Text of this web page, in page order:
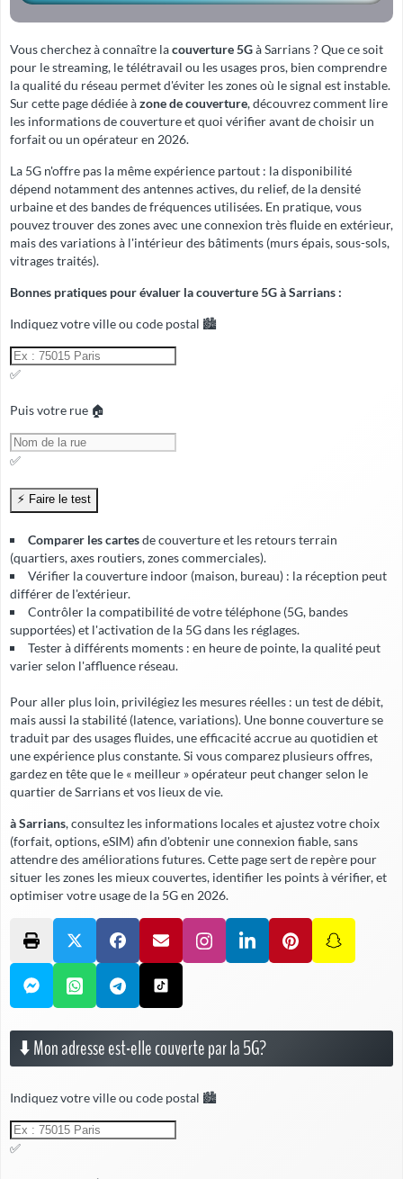
Vous cherchez à connaître lacouverture 5Gà Sarrians ? Que ce soit
pour le streaming, le télétravail ou les usages pros, bien comprendre
la qualité du réseau permet d'éviter les zones où le signal est instable.
Sur cette page dédiée àzone de couverture, découvrez comment lire
les informations de couverture et quoi vérifier avant de choisir un
forfait ou un opérateur en 2026.
La 5G n'offre pas la même expérience partout : la disponibilité
dépend notamment des antennes actives, du relief, de la densité
urbaine et des bandes de fréquences utilisées. En pratique, vous
pouvez trouver des zones avec une connexion très fluide en extérieur,
mais des variations à l'intérieur des bâtiments (murs épais, sous-sols,
vitrages traités).
Bonnes pratiques pour évaluer la couverture 5G à Sarrians :
Indiquez votre ville ou code postal 🏙️
✅
Puis votre rue 🏠
✅
Comparer les cartesde couverture et les retours terrain
(quartiers, axes routiers, zones commerciales).
Vérifier lacouverture indoor (maison, bureau) : la réception peut
différer de l'extérieur.
Contrôler la compatibilité de votre téléphone (5G, bandes
supportées) et l'activation de la 5G dans les réglages.
Tester à différents moments : en heure de pointe, la qualité peut
varier selon l'affluence réseau.
Pour aller plus loin, privilégiez les mesures réelles : un test de débit,
mais aussi la stabilité (latence, variations). Une bonne couverture se
traduit par des usages fluides, uneefficacité accrueau quotidien et
une expérience plus constante. Si vous comparez plusieurs offres,
gardez en tête que le « meilleur » opérateur peut changer selon le
quartier de Sarrians et vos lieux de vie.
à Sarrians, consultez les informations locales et ajustez votre choix
(forfait, options, eSIM) afin d'obtenir une connexion fiable,sans
attendredes améliorations futures. Cette page sert de repère pour
situer les zones les mieux couvertes, identifier les points à vérifier, et
optimiser votre usage de la 5G en 2026.
⬇️ Mon adresse est-elle couverte par la 5G?
Indiquez votre ville ou code postal 🏙️
✅